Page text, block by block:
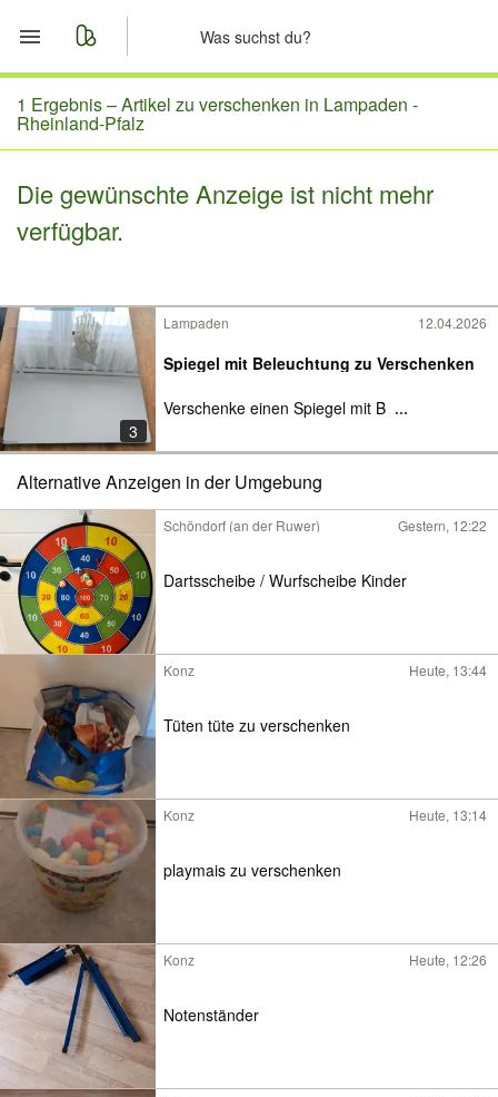
Start
Merkliste
Nachrichten
1 Ergebnis –Artikel zu verschenken in Lampaden -
Rheinland-Pfalz
Die gewünschte Anzeige ist nicht mehr
verfügbar.
3
Lampaden 12.04.2026
Spiegel mit Beleuchtung zu Verschenken
Verschenke einen Spiegel mit B ...
Alternative Anzeigen in der Umgebung
Schöndorf (an der Ruwer) Gestern, 12:22
Dartsscheibe / Wurfscheibe Kinder
Konz Heute, 13:44
Tüten tüte zu verschenken
Konz Heute, 13:14
playmais zu verschenken
Konz Heute, 12:26
Notenständer